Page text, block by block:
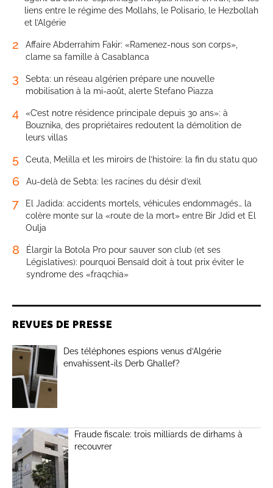
liens entre le régime des Mollahs, le Polisario, le Hezbollah
et l’Algérie
2
Affaire Abderrahim Fakir: «Ramenez-nous son corps»,
clame sa famille à Casablanca
3
Sebta: un réseau algérien prépare une nouvelle
mobilisation à la mi-août, alerte Stefano Piazza
4
«C’est notre résidence principale depuis 30 ans»: à
Bouznika, des propriétaires redoutent la démolition de
leurs villas
5 Ceuta, Melilla et les miroirs de l’histoire: la fin du statu quo
6 Au-delà de Sebta: les racines du désir d’exil
7
El Jadida: accidents mortels, véhicules endommagés… la
colère monte sur la «route de la mort» entre Bir Jdid et El
Oulja
8
Élargir la Botola Pro pour sauver son club (et ses
Législatives): pourquoi Bensaïd doit à tout prix éviter le
syndrome des «fraqchia»
REVUES DE PRESSE
Des téléphones espions venus d’Algérie
envahissent-ils Derb Ghallef?
Fraude fiscale: trois milliards de dirhams à
recouvrer